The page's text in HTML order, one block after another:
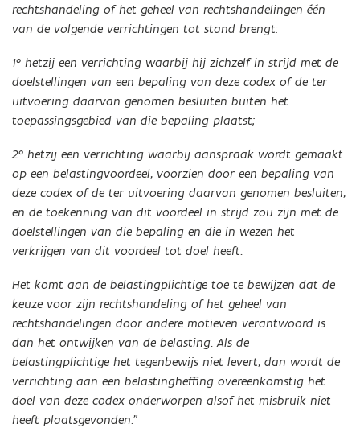
rechtshandeling of het geheel van rechtshandelingen één
van de volgende verrichtingen tot stand brengt:
1° hetzij een verrichting waarbij hij zichzelf in strijd met de
doelstellingen van een bepaling van deze codex of de ter
uitvoering daarvan genomen besluiten buiten het
toepassingsgebied van die bepaling plaatst;
2° hetzij een verrichting waarbij aanspraak wordt gemaakt
op een belastingvoordeel, voorzien door een bepaling van
deze codex of de ter uitvoering daarvan genomen besluiten,
en de toekenning van dit voordeel in strijd zou zijn met de
doelstellingen van die bepaling en die in wezen het
verkrijgen van dit voordeel tot doel heeft.
Het komt aan de belastingplichtige toe te bewijzen dat de
keuze voor zijn rechtshandeling of het geheel van
rechtshandelingen door andere motieven verantwoord is
dan het ontwijken van de belasting. Als de
belastingplichtige het tegenbewijs niet levert, dan wordt de
verrichting aan een belastingheffing overeenkomstig het
doel van deze codex onderworpen alsof het misbruik niet
heeft plaatsgevonden.”